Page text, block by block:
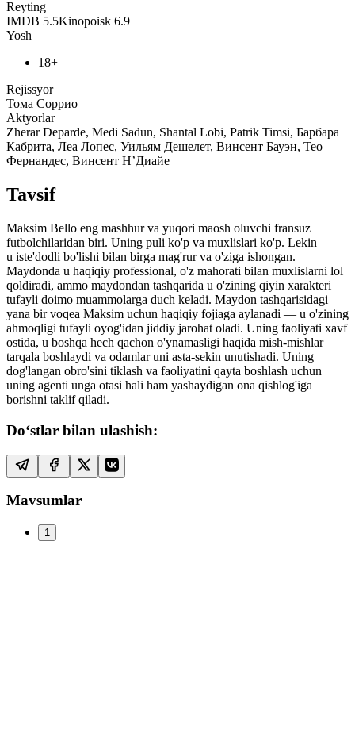
Reyting
IMDB 5.5Kinopoisk 6.9
Yosh
18+
Rejissyor
Тома Соррио
Aktyorlar
Zherar Deparde, Medi Sadun, Shantal Lobi, Patrik Timsi, Барбара
Кабрита, Леа Лопес, Уильям Дешелет, Винсент Бауэн, Тео
Фернандес, Винсент Н’Диайе
Tavsif
Maksim Bello eng mashhur va yuqori maosh oluvchi fransuz
futbolchilaridan biri. Uning puli ko'p va muxlislari ko'p. Lekin
u iste'dodli bo'lishi bilan birga mag'rur va o'ziga ishongan.
Maydonda u haqiqiy professional, o'z mahorati bilan muxlislarni lol
qoldiradi, ammo maydondan tashqarida u o'zining qiyin xarakteri
tufayli doimo muammolarga duch keladi. Maydon tashqarisidagi
yana bir voqea Maksim uchun haqiqiy fojiaga aylanadi — u o'zining
ahmoqligi tufayli oyog'idan jiddiy jarohat oladi. Uning faoliyati xavf
ostida, u boshqa hech qachon o'ynamasligi haqida mish-mishlar
tarqala boshlaydi va odamlar uni asta-sekin unutishadi. Uning
dog'langan obro'sini tiklash va faoliyatini qayta boshlash uchun
uning agenti unga otasi hali ham yashaydigan ona qishlog'iga
borishni taklif qiladi.
Do‘stlar bilan ulashish:
Mavsumlar
1